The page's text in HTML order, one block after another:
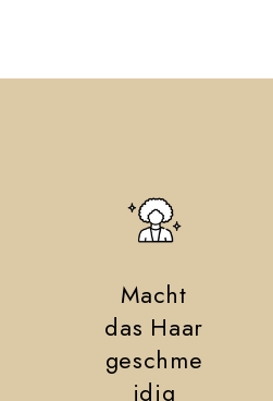
Macht
das Haar
geschme
idig